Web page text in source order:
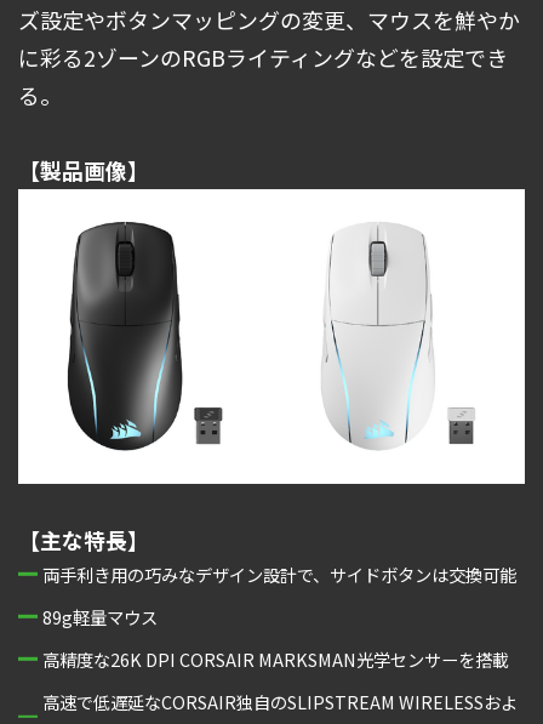
ズ設定やボタンマッピングの変更、マウスを鮮やか
に彩る2ゾーンのRGBライティングなどを設定でき
る。
【製品画像】
【主な特長】
両手利き用の巧みなデザイン設計で、サイドボタンは交換可能
89g軽量マウス
高精度な26K DPI CORSAIR MARKSMAN光学センサーを搭載
高速で低遅延なCORSAIR独自のSLIPSTREAM WIRELESSおよ